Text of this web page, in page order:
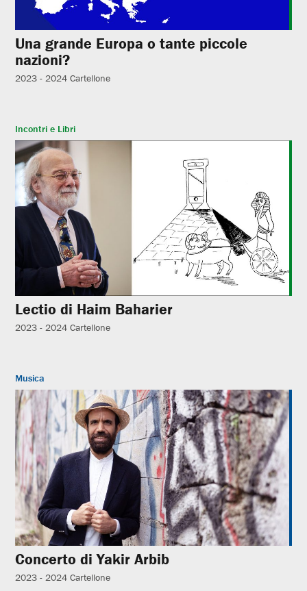
Una grande Europa o tante piccole
nazioni?
2023 - 2024 Cartellone
Incontri e Libri
Lectio di Haim Baharier
2023 - 2024 Cartellone
Musica
Concerto di Yakir Arbib
2023 - 2024 Cartellone